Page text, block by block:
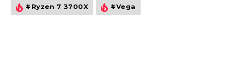
#Ryzen 7 3700X #Vega